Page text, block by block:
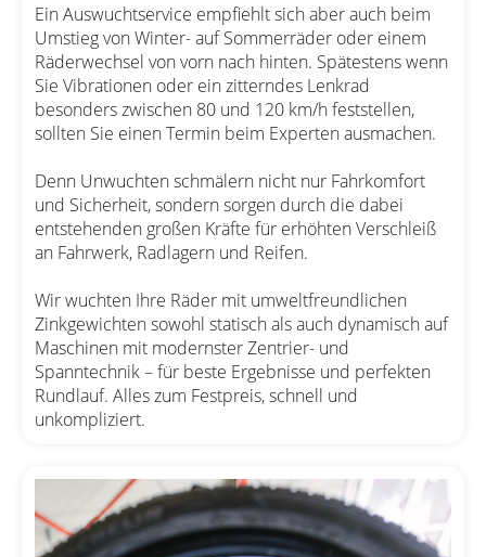
Ein Auswuchtservice empfiehlt sich aber auch beim
Umstieg von Winter- auf Sommerräder oder einem
Räderwechsel von vorn nach hinten. Spätestens wenn
Sie Vibrationen oder ein zitterndes Lenkrad
besonders zwischen 80 und 120 km/h feststellen,
sollten Sie einen Termin beim Experten ausmachen.
Denn Unwuchten schmälern nicht nur Fahrkomfort
und Sicherheit, sondern sorgen durch die dabei
entstehenden großen Kräfte für erhöhten Verschleiß
an Fahrwerk, Radlagern und Reifen.
Wir wuchten Ihre Räder mit umweltfreundlichen
Zinkgewichten sowohl statisch als auch dynamisch auf
Maschinen mit modernster Zentrier- und
Spanntechnik – für beste Ergebnisse und perfekten
Rundlauf. Alles zum Festpreis, schnell und
unkompliziert.